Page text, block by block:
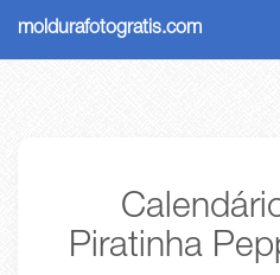
moldurafotogratis.com
Piratinha